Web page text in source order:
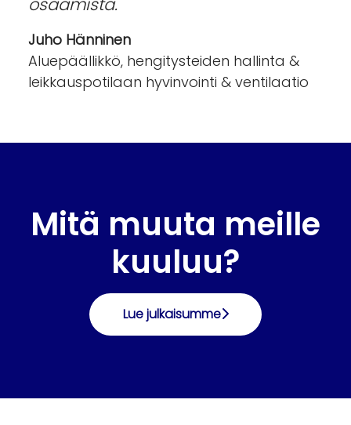
Juho Hänninen
Aluepäällikkö, hengitysteiden hallinta &
leikkauspotilaan hyvinvointi & ventilaatio
Mitä muuta meille
kuuluu?
Lue julkaisumme